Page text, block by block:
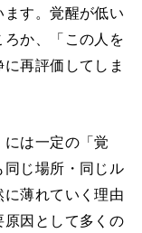
す。覚醒が低い
か、「この人を
再評価してしま
は一定の「覚
じ場所・同じル
薄れていく理由
因として多くの